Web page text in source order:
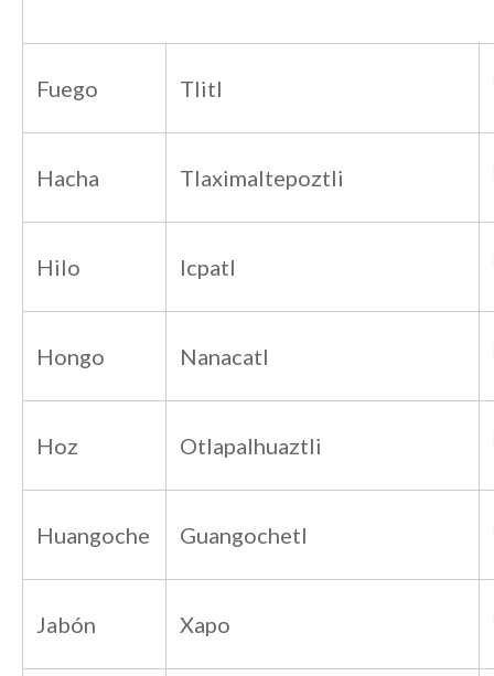
Fuego Tlitl
Hacha Tlaximaltepoztli
Hilo Icpatl
Hongo Nanacatl
Hoz Otlapalhuaztli
Huangoche Guangochetl
Jabón Xapo